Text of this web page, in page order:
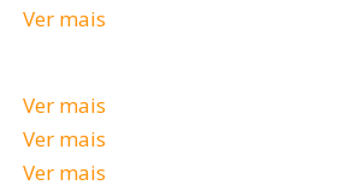
Ver mais
Ver mais
Ver mais
Ver mais